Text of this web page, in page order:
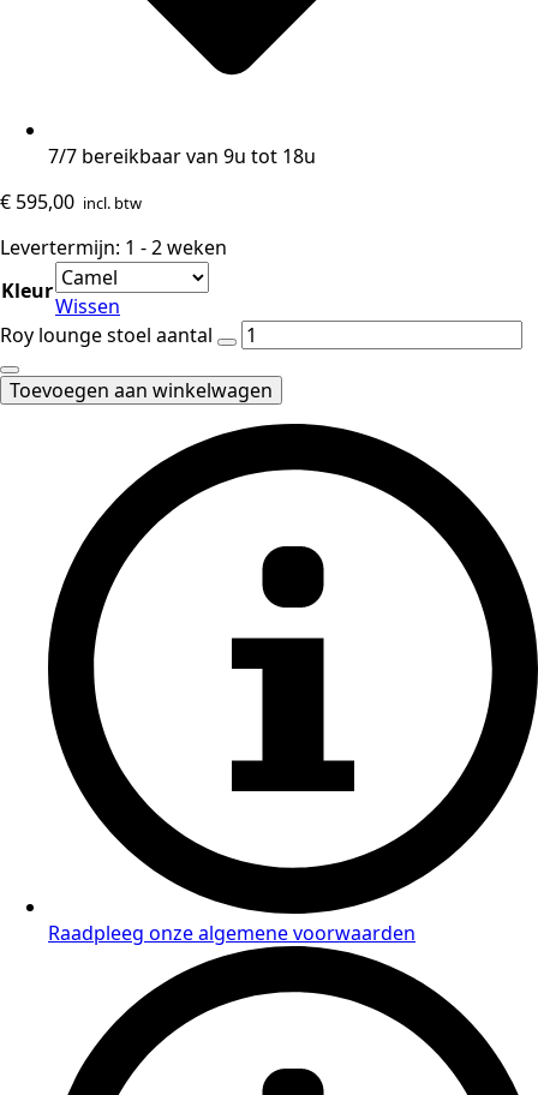
7/7 bereikbaar van 9u tot 18u
€ 595,00 incl. btw
Levertermijn: 1 - 2 weken
Kleur
Wissen
Roy lounge stoel aantal
Toevoegen aan winkelwagen
Raadpleeg onze algemene voorwaarden